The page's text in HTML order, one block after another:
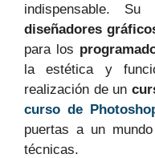
indispensable.⁢
diseñadores
para los
la estética y
realización de un
curso de
puertas a un
técnicas.